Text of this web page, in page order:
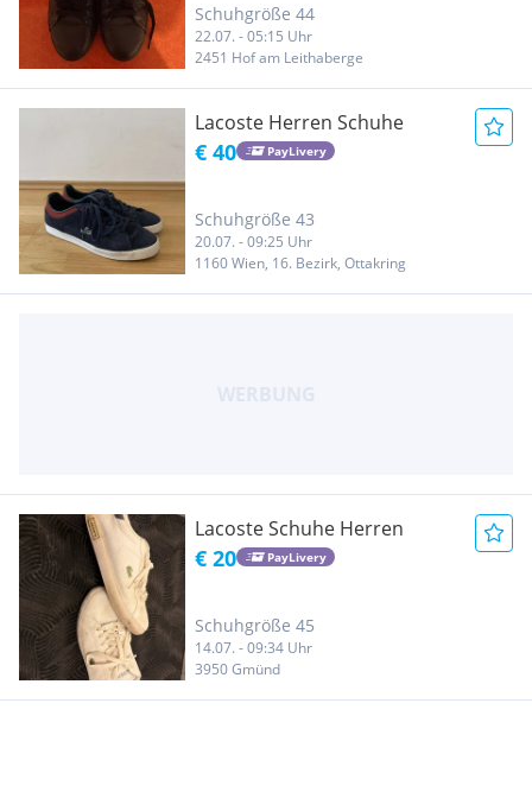
Schuhgröße 44
22.07. - 05:15 Uhr
2451 Hof am Leithaberge
Lacoste Herren Schuhe
€ 40 PayLivery
Schuhgröße 43
20.07. - 09:25 Uhr
1160 Wien, 16. Bezirk, Ottakring
Lacoste Schuhe Herren
€ 20 PayLivery
Schuhgröße 45
14.07. - 09:34 Uhr
3950 Gmünd